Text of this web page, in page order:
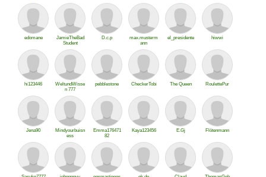
edomane
JamieTheBad
Student
D.c.p
max.musterm
ann
el_presidente hiwwi
hi123446
WeltundWisse
n 777
pebblestone CheckerTobi The Queen RoulettePur
Jena90
Mindyourbuisn
ess
Emma176471
82
Kaya123456 E.Gj Flötenmann